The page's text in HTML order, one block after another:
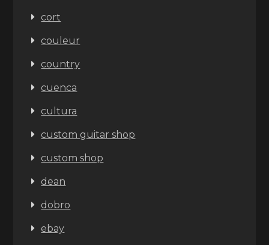
cort
couleur
country
cuenca
cultura
custom guitar shop
custom shop
dean
dobro
ebay